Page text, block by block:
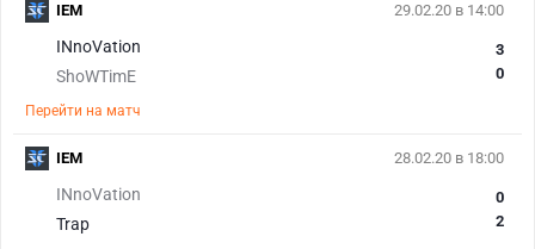
29.02.20 в 14:00
INnoVation
ShoWTimE
3
0
Перейти на матч
IEM
28.02.20 в 18:00
INnoVation
Trap
0
2
IEM